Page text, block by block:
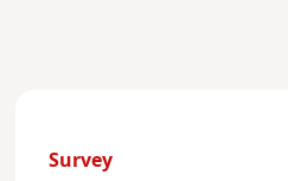
Survey